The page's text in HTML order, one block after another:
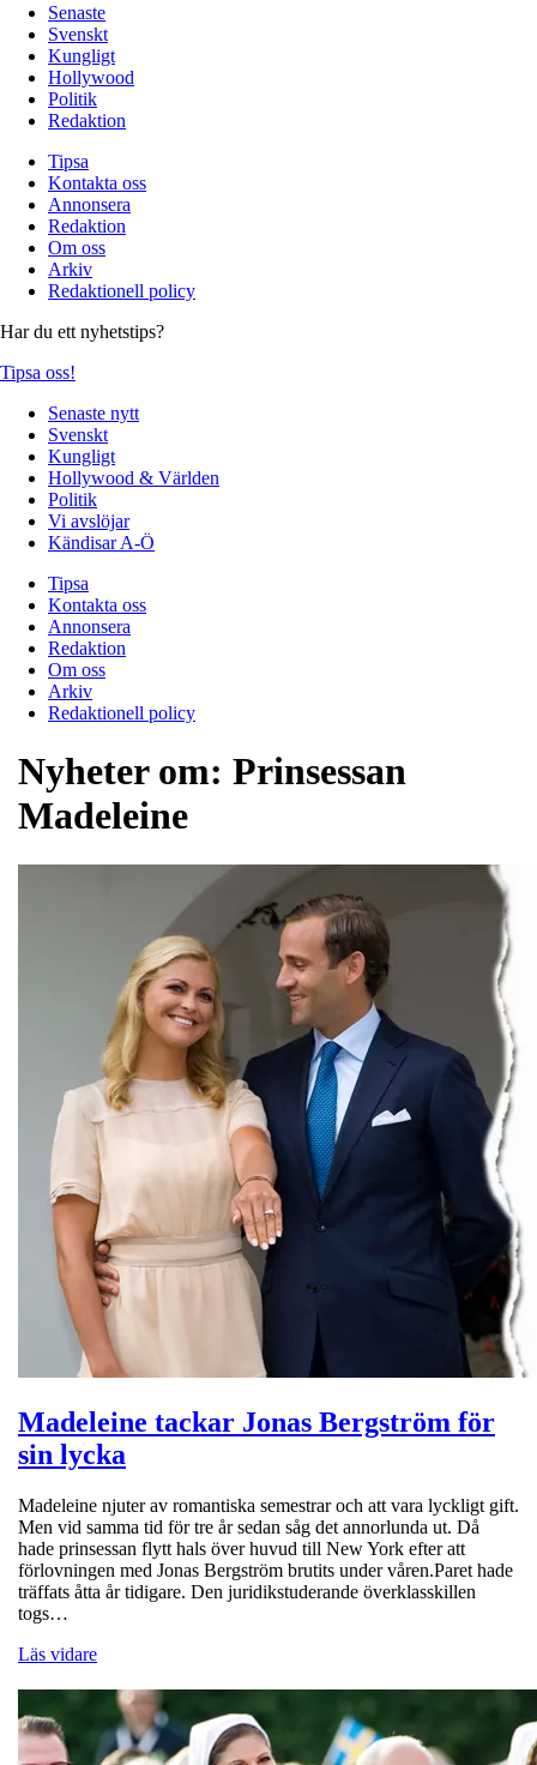
Senaste
Svenskt
Kungligt
Hollywood
Politik
Redaktion
Tipsa
Kontakta oss
Annonsera
Redaktion
Om oss
Arkiv
Redaktionell policy
Har du ett nyhetstips?
Tipsa oss!
Senaste nytt
Svenskt
Kungligt
Hollywood & Världen
Politik
Vi avslöjar
Kändisar A-Ö
Tipsa
Kontakta oss
Annonsera
Redaktion
Om oss
Arkiv
Redaktionell policy
Nyheter om: Prinsessan
Madeleine
Madeleine tackar Jonas Bergström för
sin lycka
Madeleine njuter av romantiska semestrar och att vara lyckligt gift.
Men vid samma tid för tre år sedan såg det annorlunda ut. Då
hade prinsessan flytt hals över huvud till New York efter att
förlovningen med Jonas Bergström brutits under våren.Paret hade
träffats åtta år tidigare. Den juridikstuderande överklasskillen
togs…
Läs vidare